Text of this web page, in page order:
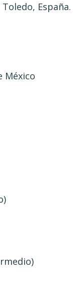
España.
México